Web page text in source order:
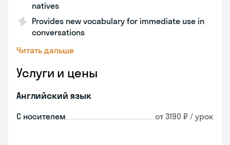
natives
Provides new vocabulary for immediate use in
conversations
Читать дальше
Услуги и цены
Английский язык
С носителем от 3190 ₽ / урок